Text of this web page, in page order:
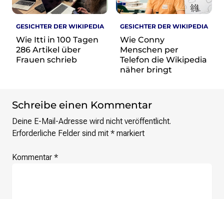
GESICHTER DER WIKIPEDIA
Wie Itti in 100 Tagen
286 Artikel über
Frauen schrieb
GESICHTER DER WIKIPEDIA
Wie Conny
Menschen per
Telefon die Wikipedia
näher bringt
Schreibe einen Kommentar
Deine E-Mail-Adresse wird nicht veröffentlicht.
Erforderliche Felder sind mit * markiert
Kommentar *